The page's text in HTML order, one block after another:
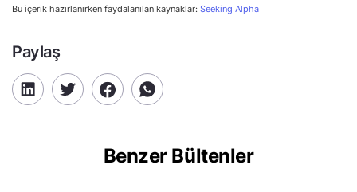
Bu içerik hazırlanırken faydalanılan kaynaklar: Seeking Alpha
Paylaş
Benzer Bültenler